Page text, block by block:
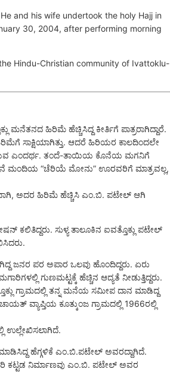
and his wife undertook the holy Hajj in
30, 2004, after performing morning
Hindu-Christian community of Ivattoklu-
ಹಿರಿಮೆ ಹೆಚ್ಚಿಸಿದ್ದ ಕೀರ್ತಿಗೆ ಪಾತ್ರರಾಗಿದ್ದಾರೆ.
ಸಾಕ್ಷಿಯಾಗಿತ್ತು. ಆದರೆ ಹಿರಿಯರ ಕಾಲದಿಂದಲೇ
ಎಂದರ್ಥ. ತಂದೆ-ತಾಯಿಯ ಕೊನೆಯ ಮಗನಿಗೆ
ಮಂದಿಯ “ಚೆರಿಯೆ ಮೋನು” ಊರವರಿಗೆ ಮಾತ್ರವಲ್ಲ,
ಅದರ ಹಿರಿಮೆ ಹೆಚ್ಚಿಸಿ ಎಂ.ಬಿ. ಪಟೇಲ್ ಆಗಿ
ಸುಳ್ಯ ತಾಲೂಕಿನ ಐವತ್ತೊಕ್ಲು ಪಟೇಲ್
ಜನರ ಪರ ಅಪಾರ ಒಲವು ಹೊಂದಿದ್ದರು. ಏರು
ಗುಣಮಟ್ಟಕ್ಕೆ ಹೆಚ್ಚಿನ ಆದ್ಯತೆ ನೀಡುತ್ತಿದ್ದರು.
ಗ್ರಾಮದಲ್ಲಿ ತನ್ನ ಮನೆಯ ಸಮೀಪ ದಾನ ಮಾಡಿದ್ದ
ವ್ಯಾಪ್ತಿಯ ಕೂತ್ಕುಂಜ ಗ್ರಾಮದಲ್ಲಿ 1966ರಲ್ಲಿ
ಉಲ್ಲೇಖಿಸಲಾಗಿದೆ.
ಹೆಗ್ಗಳಿಕೆ ಎಂ.ಬಿ.ಪಟೇಲ್ ಅವರದ್ದಾಗಿದೆ.
ಕಟ್ಟಡ ನಿರ್ಮಾಣವು ಎಂ.ಬಿ. ಪಟೇಲ್ ಅವರ